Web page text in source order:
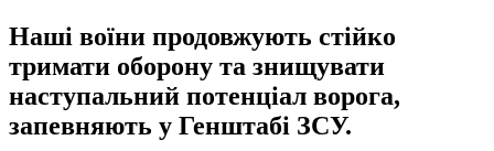
Наші воїни продовжують стійко
тримати оборону та знищувати
наступальний потенціал ворога,
запевняють у Генштабі ЗСУ.